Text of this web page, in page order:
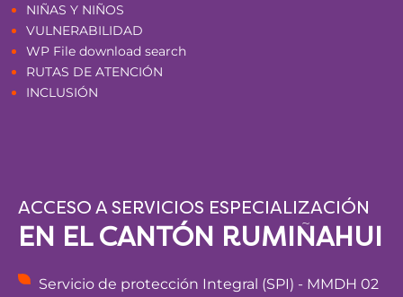
NIÑAS Y NIÑOS
VULNERABILIDAD
WP File download search
RUTAS DE ATENCIÓN
INCLUSIÓN
ACCESO A SERVICIOS ESPECIALIZACIÓN
EN EL CANTÓN RUMIÑAHUI
Servicio de protección Integral (SPI) - MMDH 02